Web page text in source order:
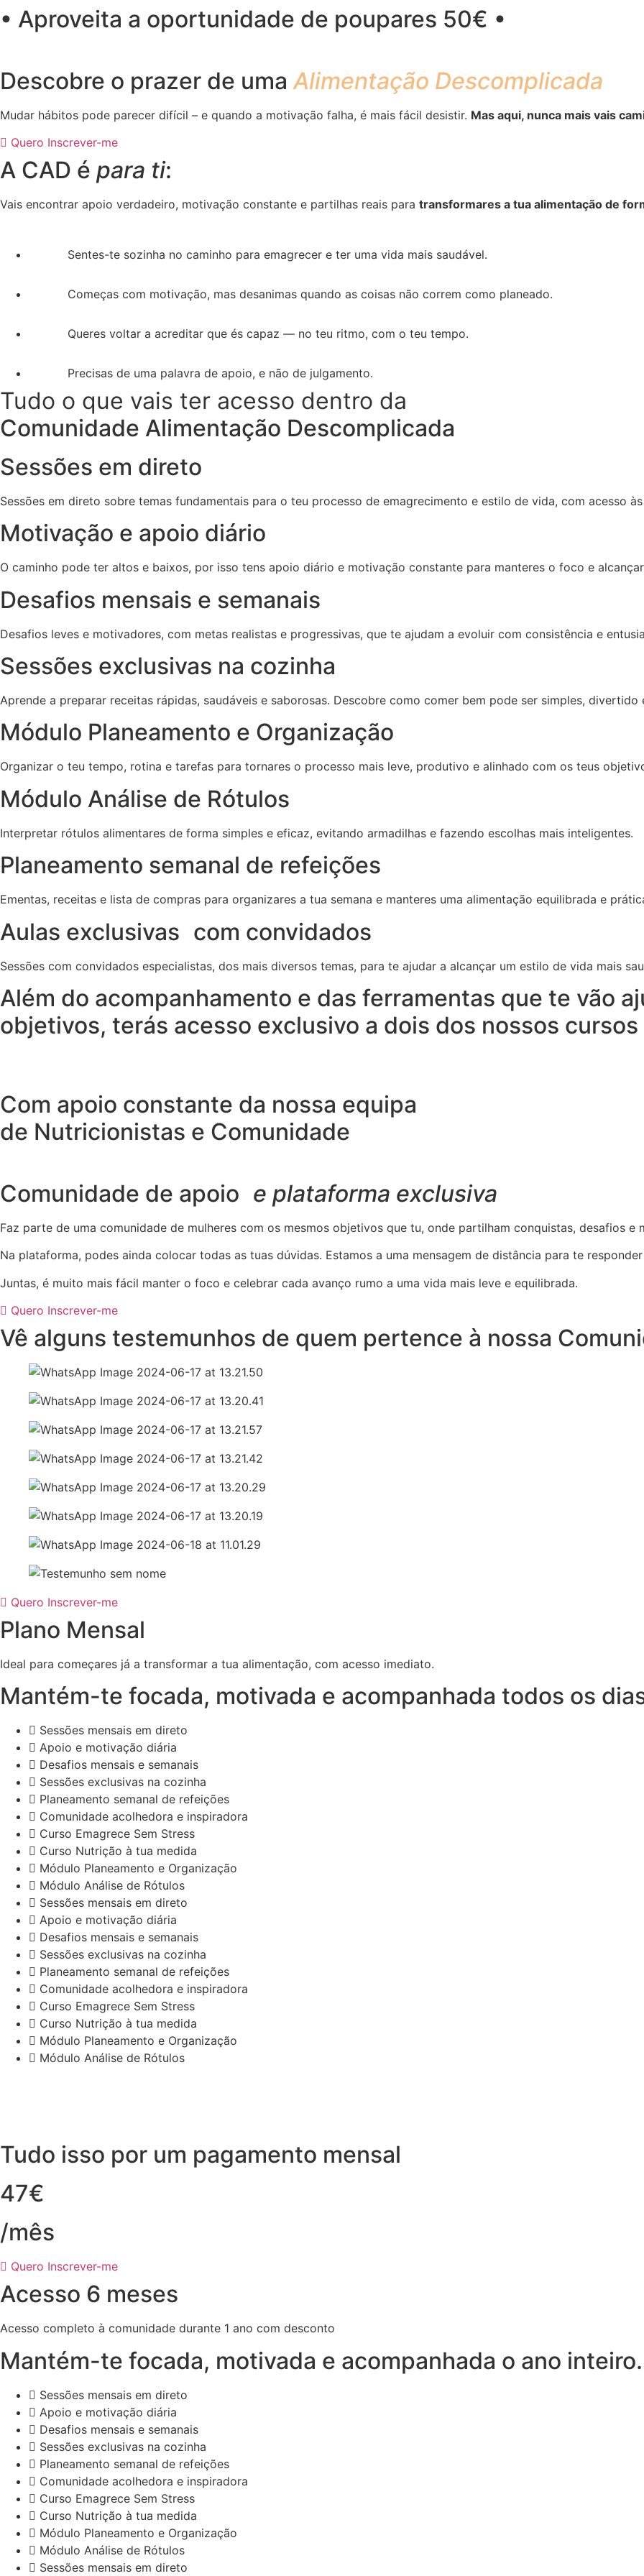
• Aproveita a oportunidade de poupares 50€ •
Descobre o prazer de umaAlimentação Descomplicada
Mudar hábitos pode parecer difícil – e quando a motivação falha, é mais fácil desistir. Mas aqui, nunca mais vais
Quero Inscrever-me
A CAD é para ti:
Vais encontrar apoio verdadeiro, motivação constante e partilhas reais para transformares a tua alimentação de
Sentes-te sozinha no caminho para emagrecer e ter uma vida mais saudável.
Começas com motivação, mas desanimas quando as coisas não correm como planeado.
Queres voltar a acreditar que és capaz — no teu ritmo, com o teu tempo.
Precisas de uma palavra de apoio, e não de julgamento.
Tudo o que vais ter acesso dentro da
Comunidade Alimentação Descomplicada
Sessões em direto
Sessões em direto sobre temas fundamentais para o teu processo de emagrecimento e estilo de vida, com acesso
Motivação e apoio diário
O caminho pode ter altos e baixos, por isso tens apoio diário e motivação constante para manteres o foco e
Desafios mensais e semanais
Desafios leves e motivadores, com metas realistas e progressivas, que te ajudam a evoluir com consistência e
Sessões exclusivas na cozinha
Aprende a preparar receitas rápidas, saudáveis e saborosas. Descobre como comer bem pode ser simples, divertido
Módulo Planeamento e Organização
Organizar o teu tempo, rotina e tarefas para tornares o processo mais leve, produtivo e alinhado com os teus
Módulo Análise de Rótulos
Interpretar rótulos alimentares de forma simples e eficaz, evitando armadilhas e fazendo escolhas mais inteligentes.
Planeamento semanal de refeições
Ementas, receitas e lista de compras para organizares a tua semana e manteres uma alimentação equilibrada e
Aulas exclusivas com convidados
Sessões com convidados especialistas, dos mais diversos temas, para te ajudar a alcançar um estilo de vida mais
Além do acompanhamento e das ferramentas que te vão
objetivos, terás acesso exclusivo a dois dos nossos
Com apoio constante da nossa equipa
de Nutricionistas e Comunidade
Comunidade de apoio e plataforma exclusiva
Faz parte de uma comunidade de mulheres com os mesmos objetivos que tu, onde partilham conquistas, desafios e
Na plataforma, podes ainda colocar todas as tuas dúvidas. Estamos a uma mensagem de distância para te
Juntas, é muito mais fácil manter o foco e celebrar cada avanço rumo a uma vida mais leve e equilibrada.
Quero Inscrever-me
Vê alguns testemunhos de quem pertence à nossa
Quero Inscrever-me
Plano Mensal
Ideal para começares já a transformar a tua alimentação, com acesso imediato.
Mantém-te focada, motivada e acompanhada todos os
Sessões mensais em direto
Apoio e motivação diária
Desafios mensais e semanais
Sessões exclusivas na cozinha
Planeamento semanal de refeições
Comunidade acolhedora e inspiradora
Curso Emagrece Sem Stress
Curso Nutrição à tua medida
Módulo Planeamento e Organização
Módulo Análise de Rótulos
Sessões mensais em direto
Apoio e motivação diária
Desafios mensais e semanais
Sessões exclusivas na cozinha
Planeamento semanal de refeições
Comunidade acolhedora e inspiradora
Curso Emagrece Sem Stress
Curso Nutrição à tua medida
Módulo Planeamento e Organização
Módulo Análise de Rótulos
Tudo isso por um pagamento mensal
47€
/mês
Quero Inscrever-me
Acesso 6 meses
Acesso completo à comunidade durante 1 ano com desconto
Mantém-te focada, motivada e acompanhada o ano inteiro.
Sessões mensais em direto
Apoio e motivação diária
Desafios mensais e semanais
Sessões exclusivas na cozinha
Planeamento semanal de refeições
Comunidade acolhedora e inspiradora
Curso Emagrece Sem Stress
Curso Nutrição à tua medida
Módulo Planeamento e Organização
Módulo Análise de Rótulos
Sessões mensais em direto